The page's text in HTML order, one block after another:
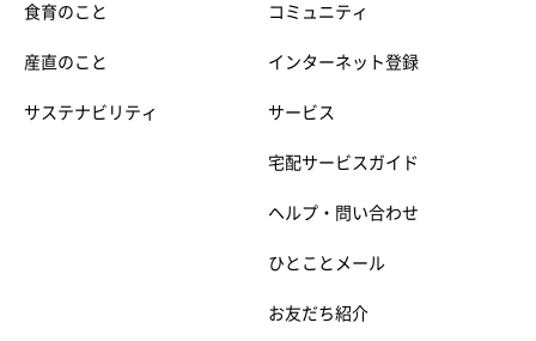
食育のこと
産直のこと
サステナビリティ
コミュニティ
インターネット登録
サービス
宅配サービスガイド
ヘルプ・問い合わせ
ひとことメール
お友だち紹介